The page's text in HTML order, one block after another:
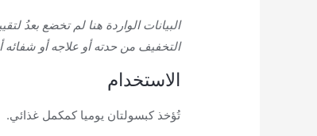
البيانات الواردة هنا لم تخضع بعدُ
التخفيف من حدته أو علاجه أو شفائه
الاستخدام
تُؤخذ كبسولتان يوميا كمكمل غذائي.